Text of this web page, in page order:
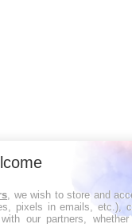
, we wish to store and
pixels in emails, etc.),
our partners,